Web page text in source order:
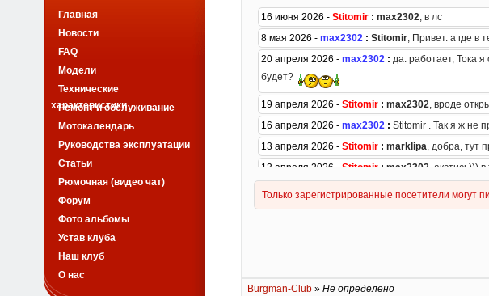
Burgman-Club» Не определено
Главная
Новости
FAQ
Модели
Технические
характеристики
Ремонт и обслуживание
Мотокалендарь
Руководства эксплуатации
Статьи
Рюмочная (видео чат)
Форум
Фото альбомы
Устав клуба
Наш клуб
О нас